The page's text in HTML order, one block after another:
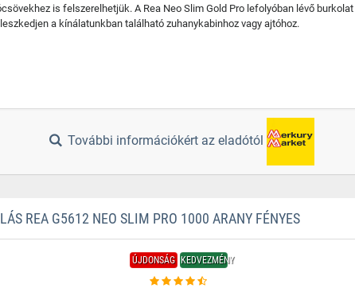
is felszerelhetjük. A Rea Neo Slim Gold Pro lefolyóban lévő
a kínálatunkban található zuhanykabinhoz vagy ajtóhoz.
További információkért az eladótól
REA G5612 NEO SLIM PRO 1000 ARANY FÉNYES
ÚJDONSÁG KEDVEZMÉNY